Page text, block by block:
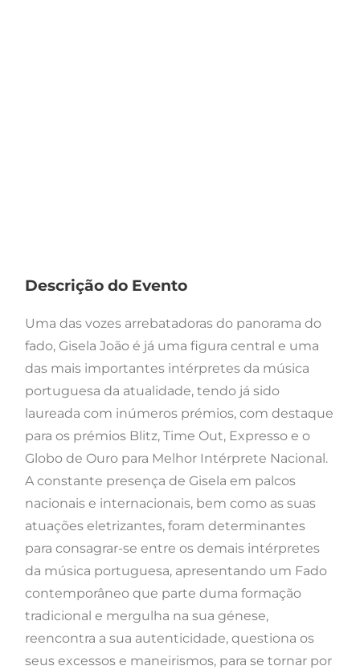
Descrição do Evento
Uma das vozes arrebatadoras do panorama do
fado, Gisela João é já uma figura central e uma
das mais importantes intérpretes da música
portuguesa da atualidade, tendo já sido
laureada com inúmeros prémios, com destaque
para os prémios Blitz, Time Out, Expresso e o
Globo de Ouro para Melhor Intérprete Nacional.
A constante presença de Gisela em palcos
nacionais e internacionais, bem como as suas
atuações eletrizantes, foram determinantes
para consagrar-se entre os demais intérpretes
da música portuguesa, apresentando um Fado
contemporâneo que parte duma formação
tradicional e mergulha na sua génese,
reencontra a sua autenticidade, questiona os
seus excessos e maneirismos, para se tornar por